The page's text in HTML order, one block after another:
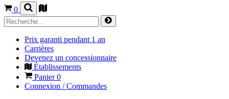
0
Prix garanti pendant 1 an
Carrières
Devenez un concessionnaire
Établissements
Panier0
Connexion / Commandes